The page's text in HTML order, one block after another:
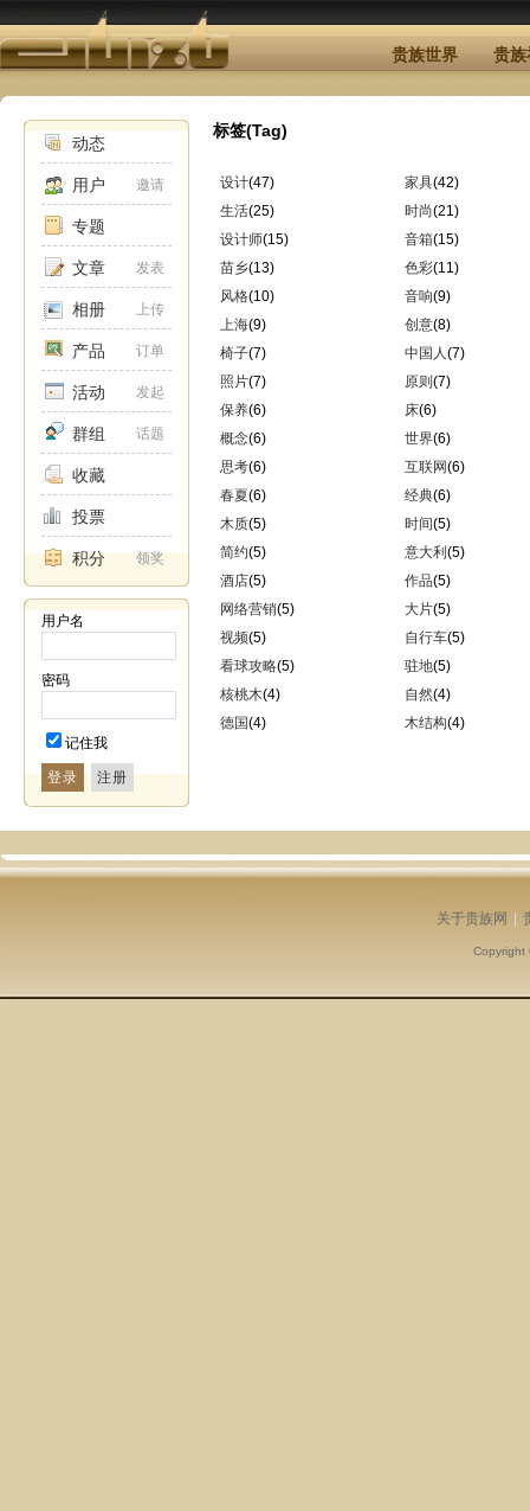
贵族世界 贵族
动态
用户 邀请
专题
文章 发表
相册 上传
产品 订单
活动 发起
群组 话题
收藏
投票
积分 领奖
用户名
密码
记住我
登录
标签(Tag)
设计(47) 家具(42)
生活(25) 时尚(21)
设计师(15) 音箱(15)
苗乡(13) 色彩(11)
风格(10) 音响(9)
上海(9) 创意(8)
椅子(7) 中国人(7)
照片(7) 原则 (7)
保养(6) 床(6)
概念(6) 世界(6)
思考(6) 互联网(6)
春夏(6) 经典(6)
木质(5) 时间(5)
简约(5) 意大利 (5)
酒店(5) 作品(5)
网络营销(5) 大片(5)
视频(5) 自行车(5)
看球攻略(5) 驻地(5)
核桃木(4) 自然(4)
德国(4) 木结构(4)
关于贵族网